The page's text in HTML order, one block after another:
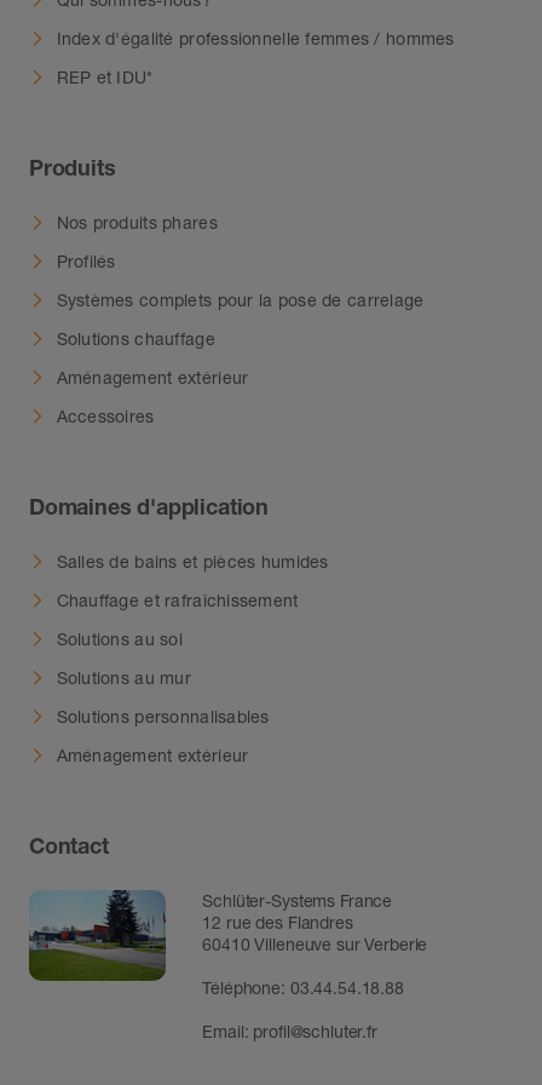
Index d'égalité professionnelle femmes / hommes
REP et IDU*
Produits
Nos produits phares
Profilés
Systèmes complets pour la pose de carrelage
Solutions chauffage
Aménagement extérieur
Accessoires
Domaines d'application
Salles de bains et pièces humides
Chauffage et rafraîchissement
Solutions au sol
Solutions au mur
Solutions personnalisables
Aménagement extérieur
Contact
Schlüter-Systems France
12 rue des Flandres
60410 Villeneuve sur Verberie
Téléphone: 03.44.54.18.88
Email: profil@schluter.fr